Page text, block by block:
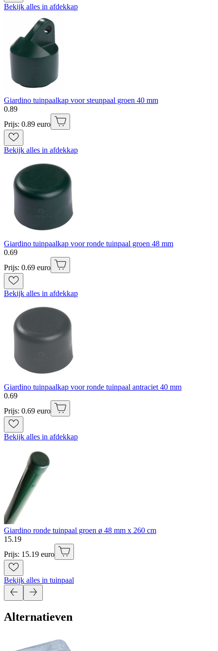
Bekijk alles in afdekkap
Giardino tuinpaalkap voor steunpaal groen 40 mm
0.89
Prijs: 0.89 euro
Bekijk alles in afdekkap
Giardino tuinpaalkap voor ronde tuinpaal groen 48 mm
0.69
Prijs: 0.69 euro
Bekijk alles in afdekkap
Giardino tuinpaalkap voor ronde tuinpaal antraciet 40 mm
0.69
Prijs: 0.69 euro
Bekijk alles in afdekkap
Giardino ronde tuinpaal groen ø 48 mm x 260 cm
15.19
Prijs: 15.19 euro
Bekijk alles in tuinpaal
Alternatieven